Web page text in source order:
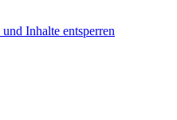
Inhalte entsperren